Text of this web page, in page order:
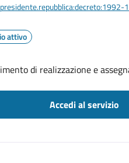
attivo
di realizzazione e
Accedi al servizio